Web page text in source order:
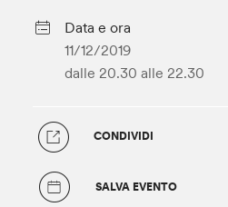
Data e ora
11/12/2019
dalle 20.30 alle 22.30
CONDIVIDI
SALVA EVENTO